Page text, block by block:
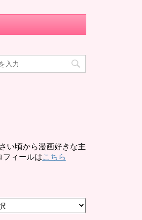
い頃から漫画好きな主
フィールはこちら